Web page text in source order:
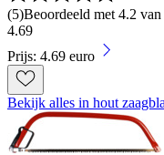
(5)Beoordeeld met 4.2
4.69
Prijs: 4.69 euro
Bekijk alles in hout